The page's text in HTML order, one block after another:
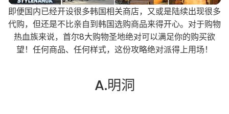
即便国内已经开设很多韩国相关商店，又或是陆续出现很多
代购，但还是不比亲自到韩国选购商品来得开心。对于购物
热血族来说，首尔8大购物圣地绝对可以满足你的购买欲
望！任何商品、任何样式，这份攻略绝对派得上用场！
A.明洞